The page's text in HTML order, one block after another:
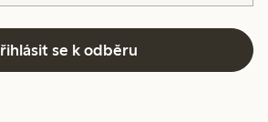
se k odběru